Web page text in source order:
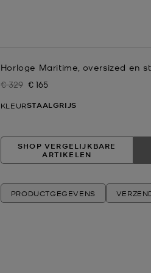
Horloge Maritime, oversized en
Was
€ 329 Nu
€ 165
KLEURSTAALGRIJS
SHOP VERGELIJKBARE
ARTIKELEN
PRODUCTGEGEVENS